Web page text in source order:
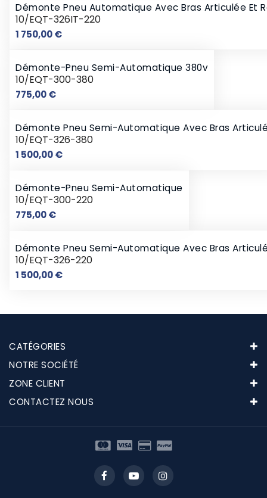
Démonte Pneu Automatique Avec Bras Articulée Et
10/EQT-326IT-220
1 750,00 €Prix
Démonte-Pneu Semi-Automatique 380v
10/EQT-300-380
775,00 €Prix
Démonte Pneu Semi-Automatique Avec Bras
10/EQT-326-380
1 500,00 €Prix
Démonte-Pneu Semi-Automatique
10/EQT-300-220
775,00 €Prix
Démonte Pneu Semi-Automatique Avec Bras
10/EQT-326-220
1 500,00 €Prix
CATÉGORIES
NOTRE SOCIÉTÉ
ZONE CLIENT
CONTACTEZ NOUS